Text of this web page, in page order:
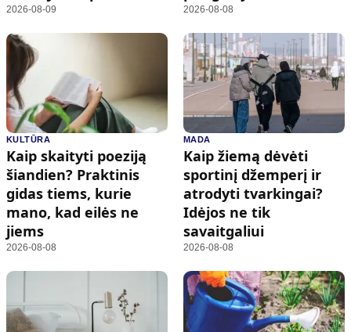
2026-08-09 2026-08-08
KULTŪRA
Kaip skaityti poeziją
šiandien? Praktinis
gidas tiems, kurie
mano, kad eilės ne
jiems
2026-08-08
MADA
Kaip žiemą dėvėti
sportinį džemperį ir
atrodyti tvarkingai?
Idėjos ne tik
savaitgaliui
2026-08-08